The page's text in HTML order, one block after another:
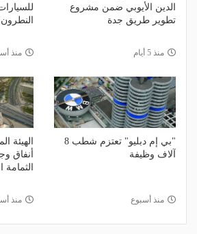
الدين الأيوبي ضمن مشروع
تطوير طريق جدة
منذ 5 أيام منذ
"بي إم دبليو" تعتزم شطب 8
آلاف وظيفة
منذ أسبوع
أنفاق
منذ